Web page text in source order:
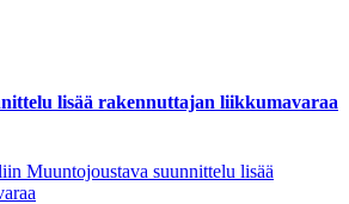
lisää rakennuttajan liikkumavaraa
Muuntojoustava suunnittelu lisää